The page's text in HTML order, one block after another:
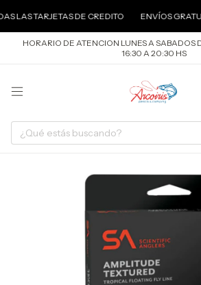
LAS TARJETAS DE CREDITO ENVÍOS
HORARIO DE ATENCION LUNES A
16:30 A 20:30 HS